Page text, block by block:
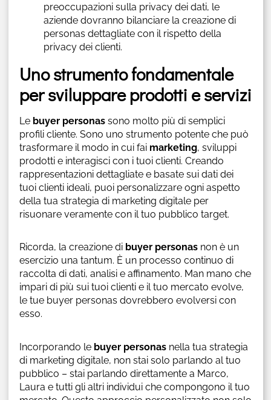
preoccupazioni sulla privacy dei dati, le
aziende dovranno bilanciare la creazione di
personas dettagliate con il rispetto della
privacy dei clienti.
Uno strumento fondamentale
per sviluppare prodotti e servizi
Le buyer personassono molto più di semplici
profili cliente. Sono uno strumento potente che può
trasformare il modo in cui fai marketing, sviluppi
prodotti e interagisci con i tuoi clienti. Creando
rappresentazioni dettagliate e basate sui dati dei
tuoi clienti ideali, puoi personalizzare ogni aspetto
della tua strategia di marketing digitale per
risuonare veramente con il tuo pubblico target.
Ricorda, la creazione di buyer personasnon è un
esercizio una tantum. È un processo continuo di
raccolta di dati, analisi e affinamento. Man mano che
impari di più sui tuoi clienti e il tuo mercato evolve,
le tue buyer personas dovrebbero evolversi con
esso.
Incorporando le buyer personasnella tua strategia
di marketing digitale, non stai solo parlando al tuo
pubblico – stai parlando direttamente a Marco,
Laura e tutti gli altri individui che compongono il tuo